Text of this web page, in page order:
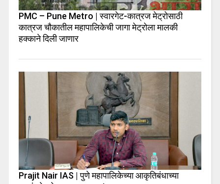
PMC – Pune Metro | स्वारगेट-कात्रज मेट्रोसाठी
कात्रज चौकातील महापालिकेची जागा मेट्रोला मालकी
हक्काने दिली जाणार
Prajit Nair IAS | पुणे महापालिकेच्या आकृतिबंधाच्या